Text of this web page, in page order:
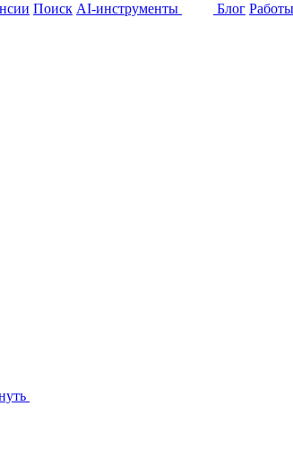
Поиск AI-инструменты Блог